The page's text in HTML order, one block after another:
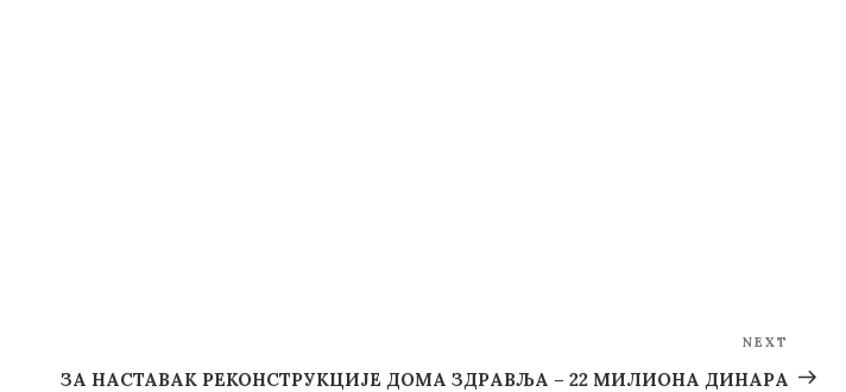
Post
NEXT
ЗА НАСТАВАК РЕКОНСТРУКЦИЈЕ ДОМА ЗДРАВЉА – 22 МИЛИОНА ДИНАРА